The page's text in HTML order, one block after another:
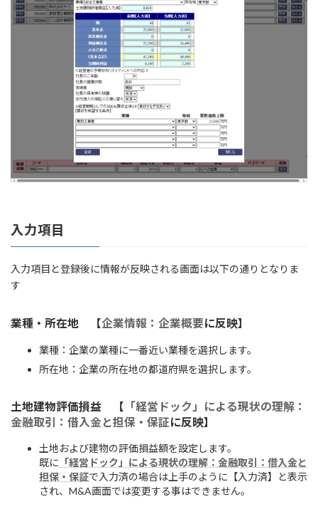
入力項目
入力項目と登録後に情報が反映される画面は以下の通りとなりま
す
業種・所在地 【企業情報：企業概要に反映】
業種：企業の業種に一番近い業種を選択します。
所在地：企業の所在地の都道府県を選択します。
土地建物評価損益 【 「経営ドック」による現状の理解：
金融取引：借入金と担保・保証に反映】
土地および建物の評価損益額を設定します。
既に 「経営ドック」による現状の理解：金融取引：借入金と
担保・保証で入力済の場合は上手のように【入力済】と表示
され、M&A画面では変更する事はできません。